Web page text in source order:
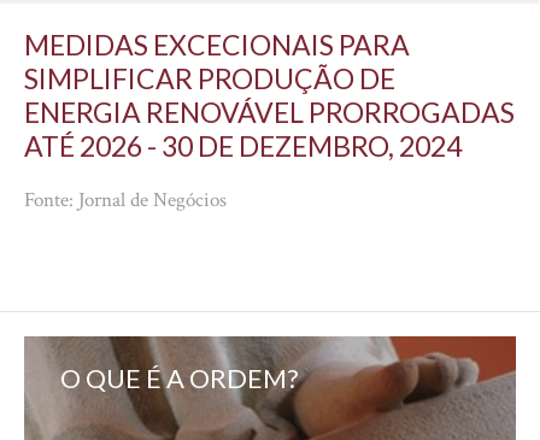
MEDIDAS EXCECIONAIS PARA
SIMPLIFICAR PRODUÇÃO DE
ENERGIA RENOVÁVEL PRORROGADAS
ATÉ 2026 - 30 DE DEZEMBRO, 2024
Fonte: Jornal de Negócios
O QUE É A ORDEM?